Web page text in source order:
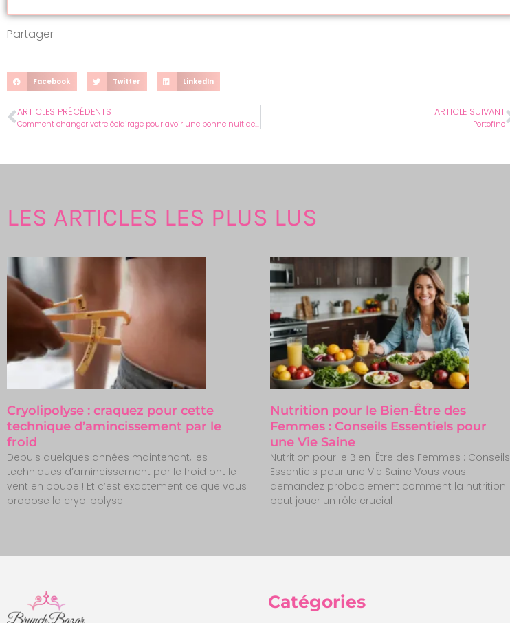
Partager
Facebook Twitter LinkedIn
ARTICLES PRÉCÉDENTS
Comment changer votre éclairage pour avoir une bonne nuit de sommeil ?
ARTICLE SUIVANT
Portofino
LES ARTICLES LES PLUS LUS
Cryolipolyse : craquez pour cette
technique d’amincissement par le
froid
Depuis quelques années maintenant, les
techniques d’amincissement par le froid ont le
vent en poupe ! Et c’est exactement ce que vous
propose la cryolipolyse
Nutrition pour le Bien-Être des
Femmes : Conseils Essentiels pour
une Vie Saine
Nutrition pour le Bien-Être des Femmes : Conseils
Essentiels pour une Vie Saine Vous vous
demandez probablement comment la nutrition
peut jouer un rôle crucial
Catégories